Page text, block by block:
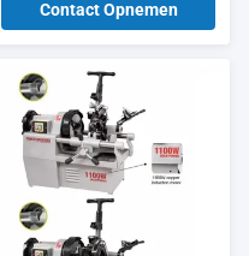
Contact Opnemen